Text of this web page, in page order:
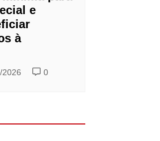
e
à
2026 0